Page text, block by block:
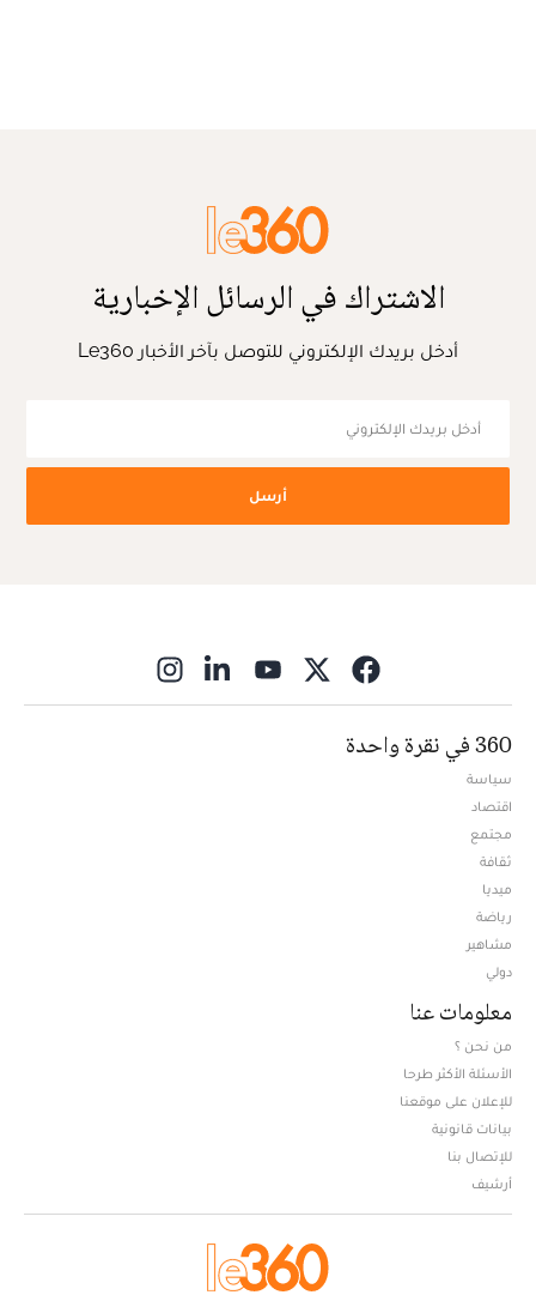
الاشتراك في الرسائل الإخبارية
أدخل بريدك الإلكتروني للتوصل بآخر الأخبار Le360
أرسل
360 في نقرة واحدة
سياسة
اقتصاد
مجتمع
ثقافة
ميديا
رياضة
مشاهير
دولي
معلومات عنا
من نحن ؟
الأسئلة الأكثر طرحا
للإعلان على موقعنا
بيانات قانونية
للإتصال بنا
أرشيف